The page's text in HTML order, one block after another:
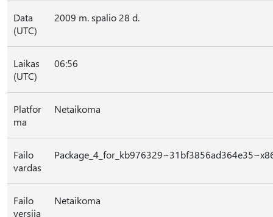
Data
(UTC)
2009 m. spalio 28 d.
Laikas
(UTC)
06:56
Platfor
ma
Netaikoma
Failo
vardas
Failo
versija
Netaikoma